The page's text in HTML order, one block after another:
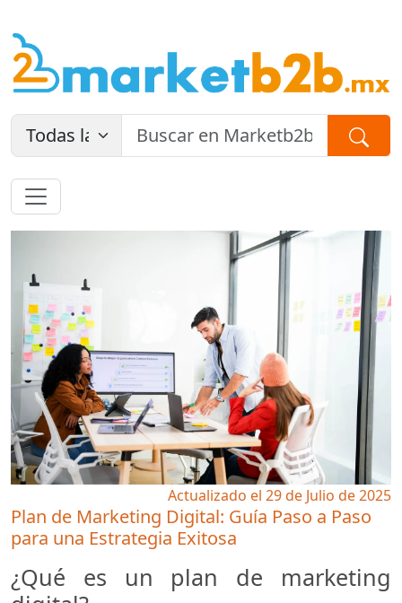
Actualizado el 29 de Julio de 2025
Plan de Marketing Digital: Guía Paso a Paso
para una Estrategia Exitosa
¿Qué es un plan de marketing